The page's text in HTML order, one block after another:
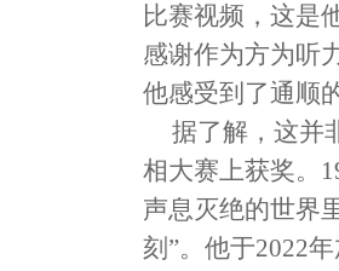
比赛视频，这是
感谢作为方为听
他感受到了通顺
据了解，这并
相大赛上获奖。
声息灭绝的世界
刻”。他于2022